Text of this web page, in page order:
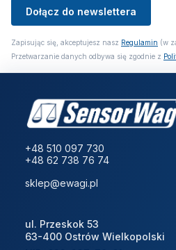
Dołącz do newslettera
Zapisując się, akceptujesz nasz Regulamin (w
Przetwarzanie danych odbywa się zgodnie z
+48 510 097 730
+48 62 738 76 74
sklep@ewagi.pl
ul. Przeskok 53
63-400 Ostrów Wielkopolski